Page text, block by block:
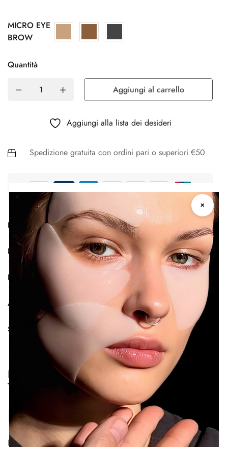
MICRO EYE
BROW
Quantità
Aggiungi al carrello
Aggiungi alla lista dei desideri
Spedizione gratuita con ordini pari o superiori €50
Descrizione
Informazioni aggiuntive
Ingredienti
Avvertenze e Conservazione
Smaltimento
Recensioni
Recensioni
Non ci sono ancora recensioni.
✕